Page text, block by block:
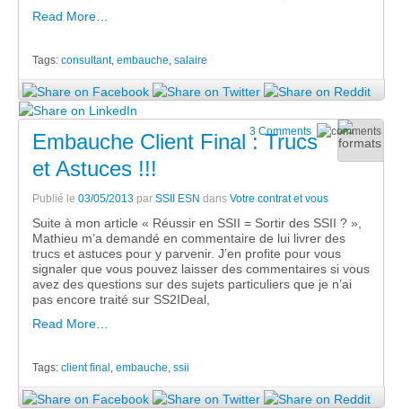
Read More…
Tags: consultant, embauche, salaire
3 Comments
Embauche Client Final : Trucs
et Astuces !!!
Publié le 03/05/2013 par SSII ESN dans Votre contrat et vous
Suite à mon article « Réussir en SSII = Sortir des SSII ? »,
Mathieu m’a demandé en commentaire de lui livrer des
trucs et astuces pour y parvenir. J’en profite pour vous
signaler que vous pouvez laisser des commentaires si vous
avez des questions sur des sujets particuliers que je n’ai
pas encore traité sur SS2IDeal,
Read More…
Tags: client final , embauche, ssii